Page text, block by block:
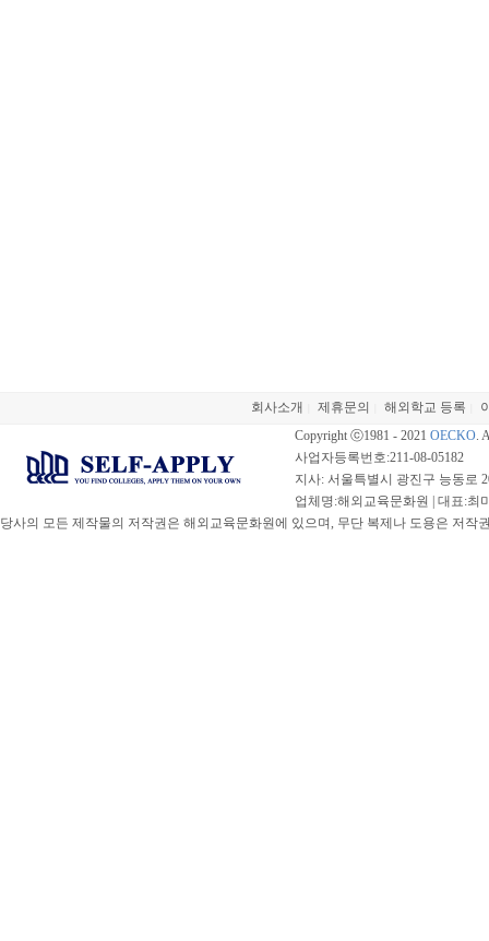
회사소개 제휴문의 해외학교 등록
Copyright ⓒ1981 - 2021 OECKO.
사업자등록번호:211-08-05182
지사: 서울특별시 광진구 능동로
업체명:해외교육문화원 | 대표:최
당사의 모든 제작물의 저작권은 해외교육문화원에 있으며, 무단 복제나 도용은 저